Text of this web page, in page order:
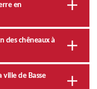
en
des chêneaux à
ville de Basse